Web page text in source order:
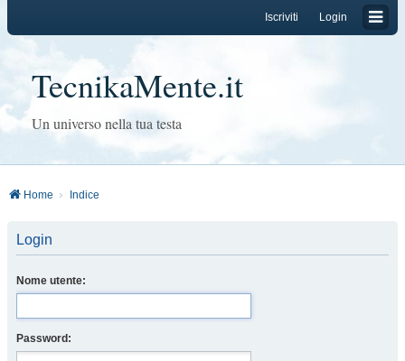
Login
Iscriviti
TecnikaMente.it
Un universo nella tua testa
Home Indice
Login
Nome utente:
Password: